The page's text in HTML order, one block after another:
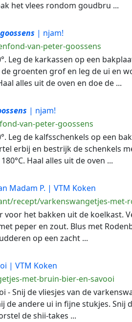
het vlees rondom goudbru ...
goossens | njam!
van-peter-goossens
Leg de karkassen op een
groenten grof en leg de ui en
alles uit de oven en doe de ...
| njam!
van-peter-goossens
Leg de kalfsschenkels op een
erbij en bestrijk de schenkels
Haal alles uit de oven ...
Madam P. | VTM Koken
recept/varkenswangetjes-met-
voor het bakken uit de koelkast.
peper en zout. Blus met
op een zacht ...
| VTM Koken
met-bruin-bier-en-savooi
Snij de vliesjes van de
de andere ui in fijne stukjes. Snij
de shii-takes ...